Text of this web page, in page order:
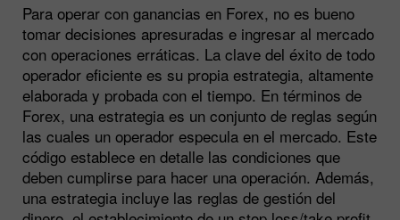
Para operar con ganancias en Forex, no es bueno
tomar decisiones apresuradas e ingresar al mercado
con operaciones erráticas. La clave del éxito de todo
operador eficiente es su propia estrategia, altamente
elaborada y probada con el tiempo. En términos de
Forex, una estrategia es un conjunto de reglas según
las cuales un operador especula en el mercado. Este
código establece en detalle las condiciones que
deben cumplirse para hacer una operación. Además,
una estrategia incluye las reglas de gestión del